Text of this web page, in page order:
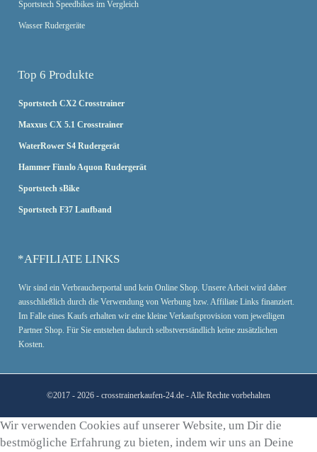
Sportstech Speedbikes im Vergleich
Wasser Rudergeräte
Top 6 Produkte
Sportstech CX2 Crosstrainer
Maxxus CX 5.1 Crosstrainer
WaterRower S4 Rudergerät
Hammer Finnlo Aquon Rudergerät
Sportstech sBike
Sportstech F37 Laufband
*AFFILIATE LINKS
Wir sind ein Verbraucherportal und kein Online Shop. Unsere Arbeit wird daher
ausschließlich durch die Verwendung von Werbung bzw. Affiliate Links finanziert.
Im Falle eines Kaufs erhalten wir eine kleine Verkaufsprovision vom jeweiligen
Partner Shop. Für Sie entstehen dadurch selbstverständlich keine zusätzlichen
Kosten.
©2017 - 2026 - crosstrainerkaufen-24.de - Alle Rechte vorbehalten
Wir verwenden Cookies auf unserer Website, um Dir die
bestmögliche Erfahrung zu bieten, indem wir uns an Deine